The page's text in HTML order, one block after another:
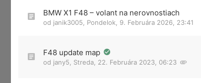
BMW X1 F48 – volant na nerovnostiach
od janik3005 Pondelok, 9. Februára 2026, 23:41
F48 update map
od jany5 Streda, 22. Februára 2023, 06:23